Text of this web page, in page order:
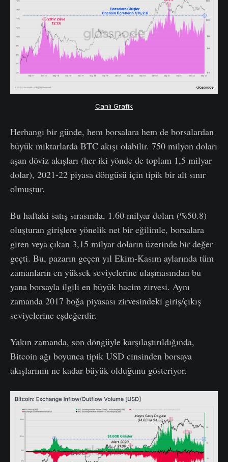
Canlı Grafik
Herhangi bir günde, hem borsalara hem de borsalardan
büyük miktarlarda BTC akışı olabilir. 750 milyon doları
aşan döviz akışları (her iki yönde de toplam 1,5 milyar
dolar), 2021-22 piyasa döngüsü için tipik bir alt sınır
olmuştur.
Bu haftaki satış sırasında, 1.60 milyar doları (%50.8)
oluşturan girişlere yönelik net bir eğilimle, borsalara
giren veya çıkan 3,15 milyar doların üzerinde bir değer
geçti. Bu, pazarın geçen yıl Ekim-Kasım aylarında tüm
zamanların en yüksek seviyelerine ulaşmasından bu
yana borsayla ilgili en büyük hacim zirvesi. Aynı
zamanda 2017 boğa piyasası zirvesindeki giriş/çıkış
seviyelerine eşdeğerdir.
Yakın zamanda, son döngüyle karşılaştırıldığında,
Bitcoin ağı boyunca tipik USD cinsinden borsaya
akışlarının ne kadar büyük olduğunu gösteriyor.